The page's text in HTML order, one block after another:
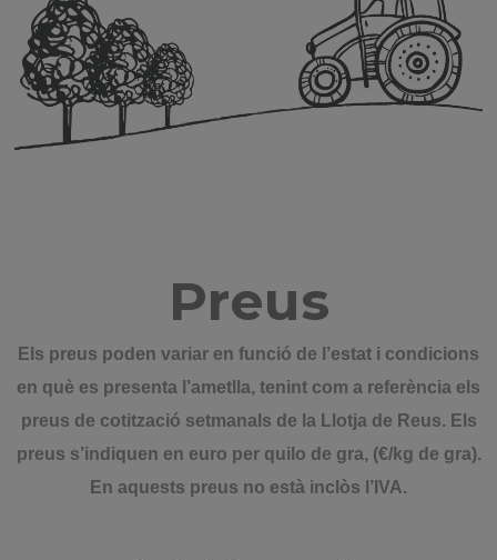
Preus
Els preus poden variar en funció de l’estat i condicions
en què es presenta l’ametlla, tenint com a referència els
preus de cotització setmanals de la Llotja de Reus. Els
preus s’indiquen en euro per quilo de gra, (€/kg de gra).
En aquests preus no està inclòs l’IVA.